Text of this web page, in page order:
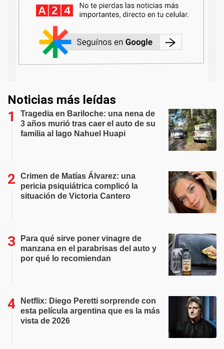
Noticias más leídas
Tragedia en Bariloche: una nena de
3 años murió tras caer el auto de su
familia al lago Nahuel Huapi
Crimen de Matías Álvarez: una
pericia psiquiátrica complicó la
situación de Victoria Cantero
Para qué sirve poner vinagre de
manzana en el parabrisas del auto y
por qué lo recomiendan
Netflix: Diego Peretti sorprende con
esta película argentina que es la más
vista de 2026